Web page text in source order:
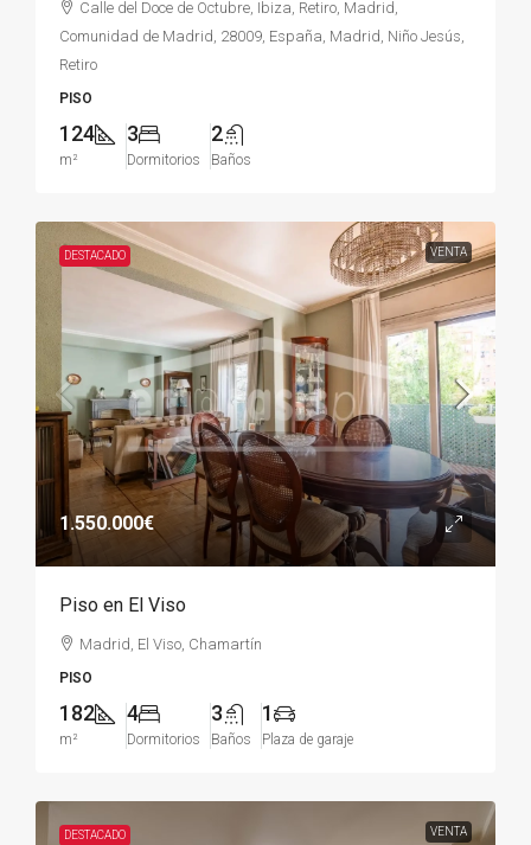
Calle del Doce de Octubre, Ibiza, Retiro, Madrid,
Comunidad de Madrid, 28009, España, Madrid, Niño Jesús,
Retiro
PISO
124
m²
3
Dormitorios
2
Baños
DESTACADO VENTA
1.550.000€
Piso en El Viso
Madrid, El Viso, Chamartín
PISO
182
m²
4
Dormitorios
3
Baños
1
Plaza de garaje
DESTACADO VENTA